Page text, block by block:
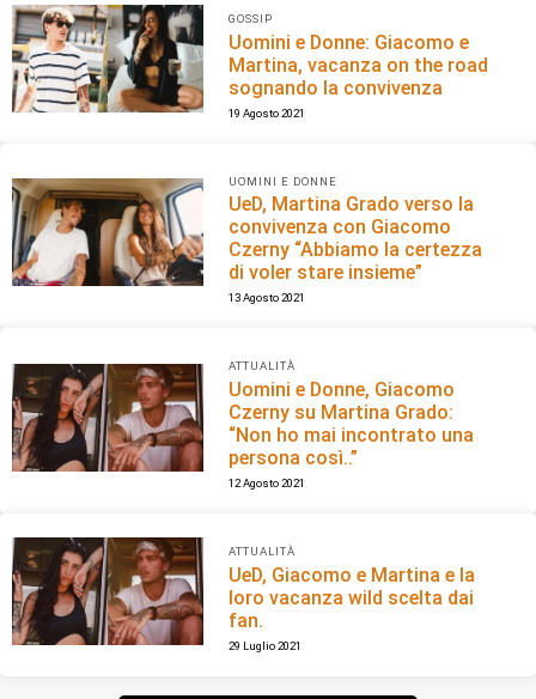
GOSSIP
Uomini e Donne: Giacomo e
Martina, vacanza on the road
sognando la convivenza
19 Agosto 2021
UOMINI E DONNE
UeD, Martina Grado verso la
convivenza con Giacomo
Czerny “Abbiamo la certezza
di voler stare insieme”
13 Agosto 2021
ATTUALITÀ
Uomini e Donne, Giacomo
Czerny su Martina Grado:
“Non ho mai incontrato una
persona così..”
12 Agosto 2021
ATTUALITÀ
UeD, Giacomo e Martina e la
loro vacanza wild scelta dai
fan.
29 Luglio 2021